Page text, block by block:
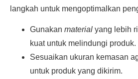
langkah untuk mengoptimalkan
Gunakan material yang lebih
kuat untuk melindungi produk.
Sesuaikan ukuran kemasan
untuk produk yang dikirim.